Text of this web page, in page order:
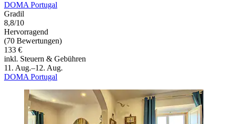
DOMA Portugal
Gradil
8,8/10
Hervorragend
(70 Bewertungen)
133 €
inkl. Steuern & Gebühren
11. Aug.–12. Aug.
DOMA Portugal